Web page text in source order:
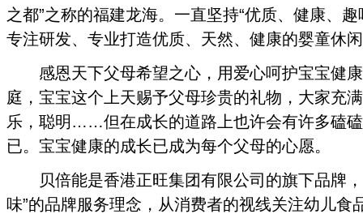
之都”之称的福建龙海。一直坚持“优质、健康、
专注研发、专业打造优质、天然、健康的婴童休
感恩天下父母希望之心，用爱心呵护宝宝健康
庭，宝宝这个上天赐予父母珍贵的礼物，大家充
乐，聪明……但在成长的道路上也许会有许多磕
已。宝宝健康的成长已成为每个父母的心愿。
贝倍能是香港正旺集团有限公司的旗下品牌，
味”的品牌服务理念，从消费者的视线关注幼儿食